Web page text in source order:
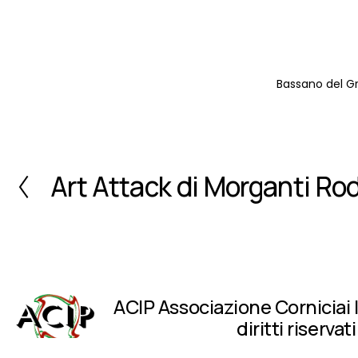
Bassano del
n
o
Art Attack di Morganti
ACIP Associazione
diritti riservati